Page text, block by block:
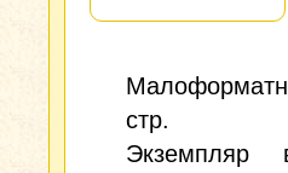
стр.
Экземпляр